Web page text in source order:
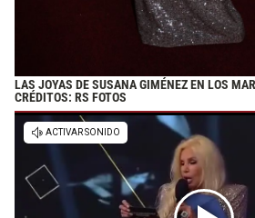
LAS JOYAS DE SUSANA GIMÉNEZ EN LOS
CRÉDITOS: RS FOTOS